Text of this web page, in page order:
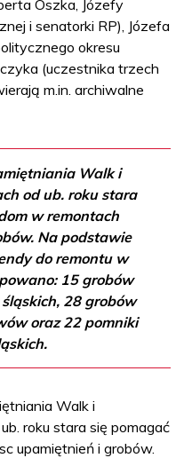
Oszka, Józefy
i senatorki RP), Józefa
okresu
(uczestnika trzech
m.in. archiwalne
Walk i
od ub. roku stara
w remontach
Na podstawie
do remontu w
15 grobów
28 grobów
oraz 22 pomniki
Walk i
roku stara się pomagać
upamiętnień i grobów.